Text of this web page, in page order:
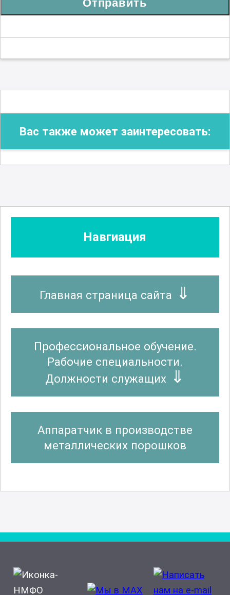
Отправить
Вас также может заинтересовать:
Навгиация
Главная страница сайта
Профессиональное обучение.
Рабочие специальности.
Должности служащих
Аппаратчик в производстве
металлических порошков